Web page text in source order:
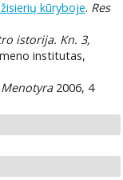
kūryboje. Res
istorija. Kn. 3,
institutas,
Menotyra2006, 4